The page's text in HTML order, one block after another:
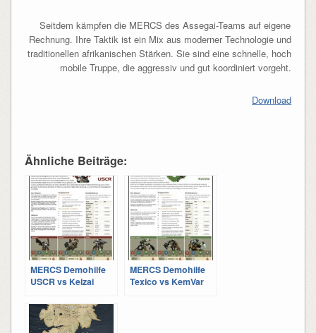
Seitdem kämpfen die MERCS des Assegai-Teams auf eigene
Rechnung. Ihre Taktik ist ein Mix aus moderner Technologie und
traditionellen afrikanischen Stärken. Sie sind eine schnelle, hoch
mobile Truppe, die aggressiv und gut koordiniert vorgeht.
Download
Ähnliche Beiträge:
MERCS Demohilfe
USCR vs Keizai
MERCS Demohilfe
Texico vs KemVar